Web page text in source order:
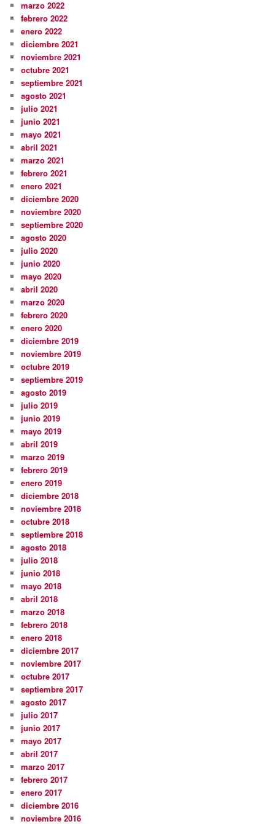
marzo 2022
febrero 2022
enero 2022
diciembre 2021
noviembre 2021
octubre 2021
septiembre 2021
agosto 2021
julio 2021
junio 2021
mayo 2021
abril 2021
marzo 2021
febrero 2021
enero 2021
diciembre 2020
noviembre 2020
septiembre 2020
agosto 2020
julio 2020
junio 2020
mayo 2020
abril 2020
marzo 2020
febrero 2020
enero 2020
diciembre 2019
noviembre 2019
octubre 2019
septiembre 2019
agosto 2019
julio 2019
junio 2019
mayo 2019
abril 2019
marzo 2019
febrero 2019
enero 2019
diciembre 2018
noviembre 2018
octubre 2018
septiembre 2018
agosto 2018
julio 2018
junio 2018
mayo 2018
abril 2018
marzo 2018
febrero 2018
enero 2018
diciembre 2017
noviembre 2017
octubre 2017
septiembre 2017
agosto 2017
julio 2017
junio 2017
mayo 2017
abril 2017
marzo 2017
febrero 2017
enero 2017
diciembre 2016
noviembre 2016